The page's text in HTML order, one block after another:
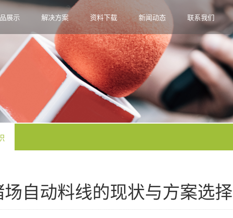
展示 解决方案 资料下载 新闻动态 联系我们
自动料线的现状与方案选择